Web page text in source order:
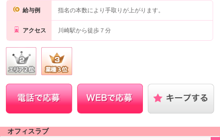
給与例 指名の本数により手取りが上がります。
アクセス 川崎駅から徒歩７分
オフィスラブ